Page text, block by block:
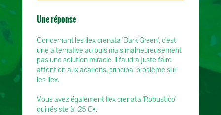
Une réponse
Concernant les Ilex crenata 'Dark Green', c'est
une alternative au buis mais malheureusement
pas une solution miracle. Il faudra juste faire
attention aux acariens, principal problème sur
les Ilex.
Vous avez également Ilex crenata 'Robustico'
qui résiste à -25 C•.